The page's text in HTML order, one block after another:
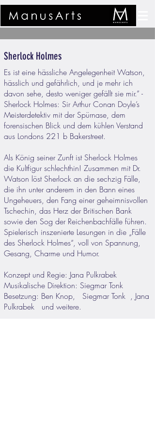
Sherlock Holmes
Es ist eine hässliche Angelegenheit Watson,
hässlich und gefährlich, und je mehr ich
davon sehe, desto weniger gefällt sie mir.” -
Sherlock Holmes: Sir Arthur Conan Doyle’s
Meisterdetektiv mit der Spürnase, dem
forensischen Blick und dem kühlen Verstand
aus Londons 221 b Bakerstreet.
Als König seiner Zunft ist Sherlock Holmes
die Kultfigur schlechthin! Zusammen mit Dr.
Watson löst Sherlock an die sechzig Fälle,
die ihn unter anderem in den Bann eines
Ungeheuers, den Fang einer geheimnisvollen
Tschechin, das Herz der Britischen Bank
sowie den Sog der Reichenbachfälle führen.
Spielerisch inszenierte Lesungen in die „Fälle
des Sherlock Holmes“, voll von Spannung,
Gesang, Charme und Humor.
Konzept und Regie: Jana Pulkrabek
Musikalische Direktion: Siegmar Tonk
Besetzung: Ben Knop, Siegmar Tonk , Jana
Pulkrabek und weitere.